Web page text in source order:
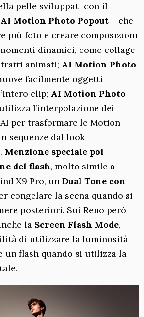
pelle sviluppati con il
AI Motion Photo Popout – che
più foto e creare composizioni
dinamici, come collage
animati; AI Motion Photo
facilmente oggetti
clip; AI Motion Photo
l’interpolazione dei
per trasformare le Motion
sequenze dal look
Menzione speciale poi
del flash, molto simile a
X9 Pro, un Dual Tone con
congelare la scena quando si
posteriori. Sui Reno però
la Screen Flash Mode,
di utilizzare la luminosità
un flash quando si utilizza la